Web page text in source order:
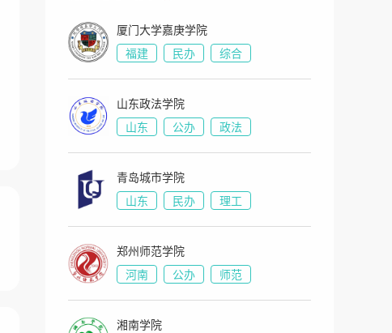
厦门大学嘉庚学院
福建
民办 综合
山东政法学院
山东
公办 政法
青岛城市学院
山东
民办 理工
郑州师范学院
河南
公办 师范
湘南学院